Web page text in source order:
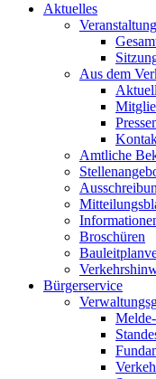
Aktuelles
Aus dem
Amtliche
Broschüren
Bürgerservice